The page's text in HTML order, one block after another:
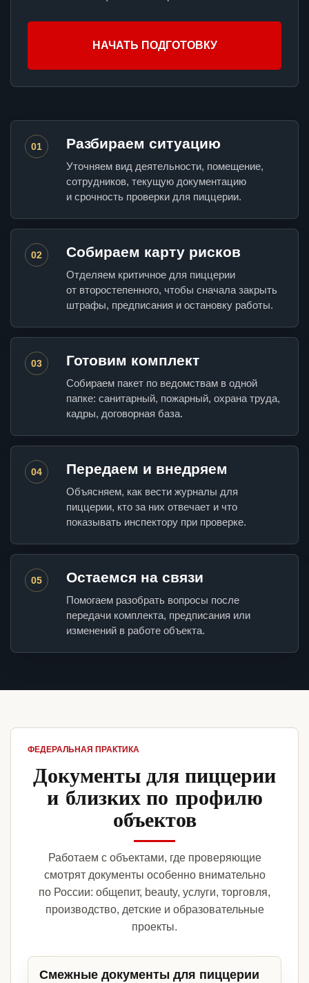
НАЧАТЬ ПОДГОТОВКУ
01 Разбираем ситуацию
Уточняем вид деятельности, помещение,
сотрудников, текущую документацию
и срочность проверки для пиццерии.
02 Собираем карту рисков
Отделяем критичное для пиццерии
от второстепенного, чтобы сначала закрыть
штрафы, предписания и остановку работы.
03 Готовим комплект
Собираем пакет по ведомствам в одной
папке: санитарный, пожарный, охрана труда,
кадры, договорная база.
04 Передаем и внедряем
Объясняем, как вести журналы для
пиццерии, кто за них отвечает и что
показывать инспектору при проверке.
05 Остаемся на связи
Помогаем разобрать вопросы после
передачи комплекта, предписания или
изменений в работе объекта.
ФЕДЕРАЛЬНАЯ ПРАКТИКА
Документы для пиццерии
и близких по профилю
объектов
Работаем с объектами, где проверяющие
смотрят документы особенно внимательно
по России: общепит, beauty, услуги, торговля,
производство, детские и образовательные
проекты.
Смежные документы для пиццерии